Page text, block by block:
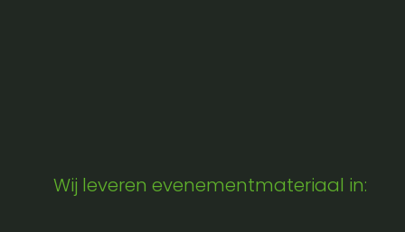
Wij leveren evenementmateriaal in: